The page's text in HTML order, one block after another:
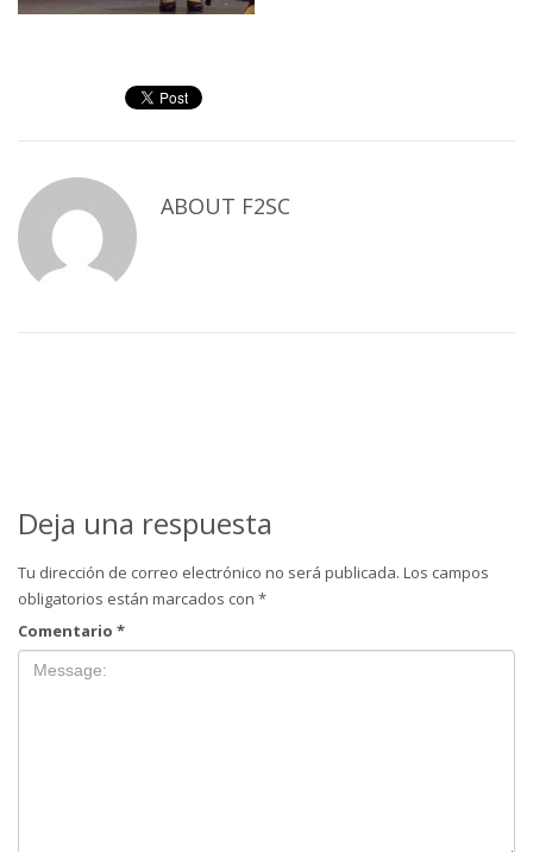
ABOUT F2SC
Deja una respuesta
Tu dirección de correo electrónico no será publicada. Los campos
obligatorios están marcados con *
Comentario *